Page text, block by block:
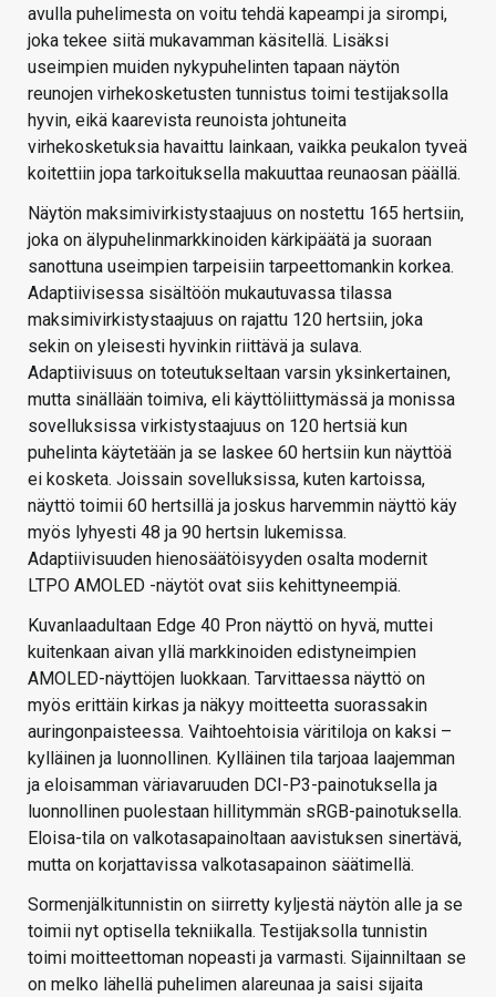
avulla puhelimesta on voitu tehdä kapeampi ja sirompi,
joka tekee siitä mukavamman käsitellä. Lisäksi
useimpien muiden nykypuhelinten tapaan näytön
reunojen virhekosketusten tunnistus toimi testijaksolla
hyvin, eikä kaarevista reunoista johtuneita
virhekosketuksia havaittu lainkaan, vaikka peukalon tyveä
koitettiin jopa tarkoituksella makuuttaa reunaosan päällä.
Näytön maksimivirkistystaajuus on nostettu 165 hertsiin,
joka on älypuhelinmarkkinoiden kärkipäätä ja suoraan
sanottuna useimpien tarpeisiin tarpeettomankin korkea.
Adaptiivisessa sisältöön mukautuvassa tilassa
maksimivirkistystaajuus on rajattu 120 hertsiin, joka
sekin on yleisesti hyvinkin riittävä ja sulava.
Adaptiivisuus on toteutukseltaan varsin yksinkertainen,
mutta sinällään toimiva, eli käyttöliittymässä ja monissa
sovelluksissa virkistystaajuus on 120 hertsiä kun
puhelinta käytetään ja se laskee 60 hertsiin kun näyttöä
ei kosketa. Joissain sovelluksissa, kuten kartoissa,
näyttö toimii 60 hertsillä ja joskus harvemmin näyttö käy
myös lyhyesti 48 ja 90 hertsin lukemissa.
Adaptiivisuuden hienosäätöisyyden osalta modernit
LTPO AMOLED -näytöt ovat siis kehittyneempiä.
Kuvanlaadultaan Edge 40 Pron näyttö on hyvä, muttei
kuitenkaan aivan yllä markkinoiden edistyneimpien
AMOLED-näyttöjen luokkaan. Tarvittaessa näyttö on
myös erittäin kirkas ja näkyy moitteetta suorassakin
auringonpaisteessa. Vaihtoehtoisia väritiloja on kaksi –
kylläinen ja luonnollinen. Kylläinen tila tarjoaa laajemman
ja eloisamman väriavaruuden DCI-P3-painotuksella ja
luonnollinen puolestaan hillitymmän sRGB-painotuksella.
Eloisa-tila on valkotasapainoltaan aavistuksen sinertävä,
mutta on korjattavissa valkotasapainon säätimellä.
Sormenjälkitunnistin on siirretty kyljestä näytön alle ja se
toimii nyt optisella tekniikalla. Testijaksolla tunnistin
toimi moitteettoman nopeasti ja varmasti. Sijainniltaan se
on melko lähellä puhelimen alareunaa ja saisi sijaita